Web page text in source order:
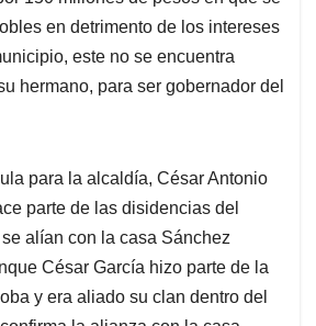
en detrimento de los intereses
este no se encuentra
hermano, para ser gobernador del
para la alcaldía, César Antonio
parte de las disidencias del
alían con la casa Sánchez
César García hizo parte de la
y era aliado su clan dentro del